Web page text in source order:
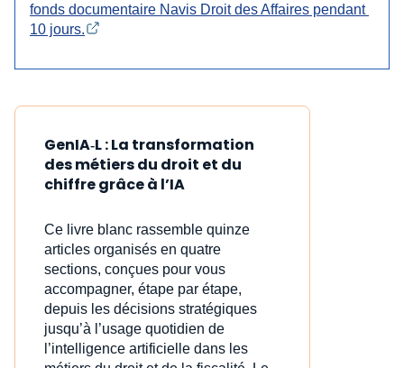
fonds documentaire Navis Droit des Affaires pendant
10 jours.
GenIA‑L : La transformation
des métiers du droit et du
chiffre grâce à l’IA
Ce livre blanc rassemble quinze
articles organisés en quatre
sections, conçues pour vous
accompagner, étape par étape,
depuis les décisions stratégiques
jusqu’à l’usage quotidien de
l’intelligence artificielle dans les